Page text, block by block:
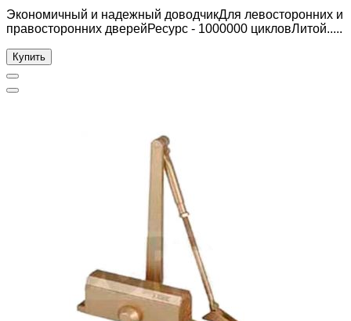
Экономичный и надежный доводчикДля левосторонних и
правосторонних дверейРесурс - 1000000 цикловЛитой.....
Купить